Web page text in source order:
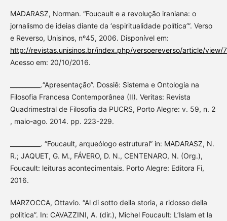
MADARASZ, Norman. “Foucault e a revolução iraniana: o
jornalismo de ideias diante da ‘espiritualidade política’”. Verso
e Reverso, Unisinos, nº45, 2006. Disponível em:
http://revistas.unisinos.br/index.php/versoereverso/article/view/
Acesso em: 20/10/2016.
__________.“Apresentação”. Dossiê: Sistema e Ontologia na
Filosofia Francesa Contemporânea (II). Veritas: Revista
Quadrimestral de Filosofia da PUCRS, Porto Alegre: v. 59, n. 2
, maio-ago. 2014. pp. 223-229.
__________. “Foucault, arqueólogo estrutural” in: MADARASZ, N.
R.; JAQUET, G. M., FÁVERO, D. N., CENTENARO, N. (Org.),
Foucault: leituras acontecimentais. Porto Alegre: Editora Fi,
2016.
MARZOCCA, Ottavio. “Al di sotto della storia, a ridosso della
politica”. In: CAVAZZINI, A. (dir.), Michel Foucault: L’Islam et la